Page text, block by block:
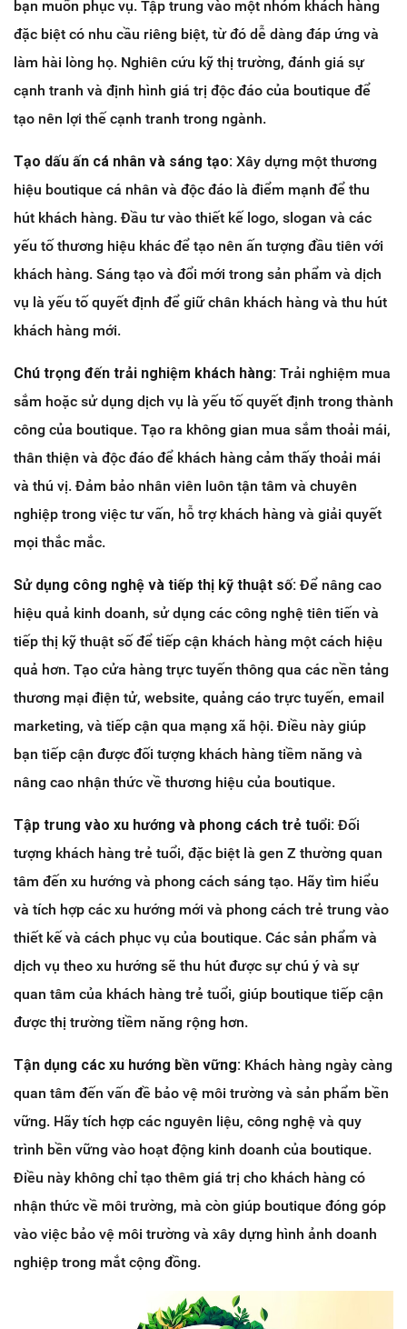
bạn muốn phục vụ. Tập trung vào một nhóm khách hàng
đặc biệt có nhu cầu riêng biệt, từ đó dễ dàng đáp ứng và
làm hài lòng họ. Nghiên cứu kỹ thị trường, đánh giá sự
cạnh tranh và định hình giá trị độc đáo của boutique để
tạo nên lợi thế cạnh tranh trong ngành.
Tạo dấu ấn cá nhân và sáng tạo: Xây dựng một thương
hiệu boutique cá nhân và độc đáo là điểm mạnh để thu
hút khách hàng. Đầu tư vào thiết kế logo, slogan và các
yếu tố thương hiệu khác để tạo nên ấn tượng đầu tiên với
khách hàng. Sáng tạo và đổi mới trong sản phẩm và dịch
vụ là yếu tố quyết định để giữ chân khách hàng và thu hút
khách hàng mới.
Chú trọng đến trải nghiệm khách hàng: Trải nghiệm mua
sắm hoặc sử dụng dịch vụ là yếu tố quyết định trong thành
công của boutique. Tạo ra không gian mua sắm thoải mái,
thân thiện và độc đáo để khách hàng cảm thấy thoải mái
và thú vị. Đảm bảo nhân viên luôn tận tâm và chuyên
nghiệp trong việc tư vấn, hỗ trợ khách hàng và giải quyết
mọi thắc mắc.
Sử dụng công nghệ và tiếp thị kỹ thuật số: Để nâng cao
hiệu quả kinh doanh, sử dụng các công nghệ tiên tiến và
tiếp thị kỹ thuật số để tiếp cận khách hàng một cách hiệu
quả hơn. Tạo cửa hàng trực tuyến thông qua các nền tảng
thương mại điện tử, website, quảng cáo trực tuyến, email
marketing, và tiếp cận qua mạng xã hội. Điều này giúp
bạn tiếp cận được đối tượng khách hàng tiềm năng và
nâng cao nhận thức về thương hiệu của boutique.
Tập trung vào xu hướng và phong cách trẻ tuổi: Đối
tượng khách hàng trẻ tuổi, đặc biệt là gen Z thường quan
tâm đến xu hướng và phong cách sáng tạo. Hãy tìm hiểu
và tích hợp các xu hướng mới và phong cách trẻ trung vào
thiết kế và cách phục vụ của boutique. Các sản phẩm và
dịch vụ theo xu hướng sẽ thu hút được sự chú ý và sự
quan tâm của khách hàng trẻ tuổi, giúp boutique tiếp cận
được thị trường tiềm năng rộng hơn.
Tận dụng các xu hướng bền vững: Khách hàng ngày càng
quan tâm đến vấn đề bảo vệ môi trường và sản phẩm bền
vững. Hãy tích hợp các nguyên liệu, công nghệ và quy
trình bền vững vào hoạt động kinh doanh của boutique.
Điều này không chỉ tạo thêm giá trị cho khách hàng có
nhận thức về môi trường, mà còn giúp boutique đóng góp
vào việc bảo vệ môi trường và xây dựng hình ảnh doanh
nghiệp trong mắt cộng đồng.